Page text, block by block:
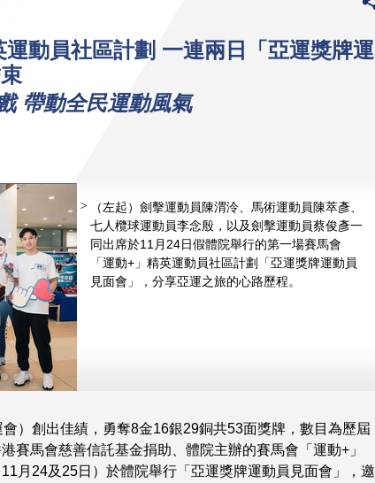
動員社區計劃 一連兩日「亞運獎牌運
帶動全民運動風氣
（左起）劍擊運動員陳渭泠、馬術運動員陳萃彥、
七人欖球運動員李念殷，以及劍擊運動員蔡俊彥一
同出席於11月24日假體院舉行的第一場賽馬會
「運動+」精英運動員社區計劃「亞運獎牌運動員
見面會」，分享亞運之旅的心路歷程。
更多
更多
更多
更多
）創出佳績，勇奪8金16銀29銅共53面獎牌，數目為歷屆
賽馬會慈善信託基金捐助、體院主辦的賽馬會「運動+」
月24及25日）於體院舉行「亞運獎牌運動員見面會」，邀